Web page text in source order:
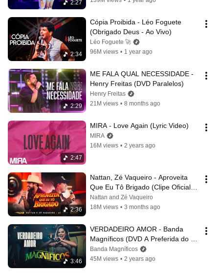
2:27
2:34
Cópia Proibida - Léo Foguete
(Obrigado Deus - Ao Vivo)
Léo Foguete 🚀
96M views • 1 year ago
2:29
ME FALA QUAL NECESSIDADE -
Henry Freitas (DVD Paralelos)
Henry Freitas
21M views • 8 months ago
2:47
MIRA - Love Again (Lyric Video)
MIRA
16M views • 2 years ago
2:36
Nattan, Zé Vaqueiro - Aproveita
Que Eu Tô Brigado (Clipe Oficial) |
DVD Paredão Do Nattan
Nattan and Zé Vaqueiro
18M views • 3 months ago
3:46
VERDADEIRO AMOR - Banda
Magníficos (DVD A Preferida do
Brasil)
Banda Magníficos
45M views • 2 years ago